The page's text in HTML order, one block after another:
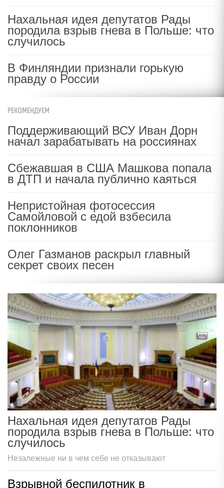
Нахальная идея депутатов Рады
породила взрыв гнева в Польше: что
случилось
В Финляндии признали горькую
правду о России
РЕКОМЕНДУЕМ
Поддерживающий ВСУ Иван Дорн
начал зарабатывать на россиянах
Сбежавшая в США Машкова попала
в ДТП и начала публично каяться
Непристойная фотосессия
Самойловой с едой взбесила
поклонников
Олег Газманов раскрыл главный
секрет своих песен
Нахальная идея депутатов Рады
породила взрыв гнева в Польше: что
случилось
Незалежные ни в чем себе не отказывают
Взрывной беспилотник в